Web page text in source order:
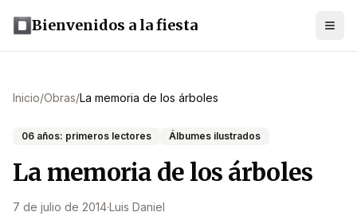
Bienvenidos a la fiesta
Inicio/Obras/La memoria de los árboles
06 años: primeros lectores Álbumes ilustrados
La memoria de los árboles
7 de julio de 2014·Luis Daniel